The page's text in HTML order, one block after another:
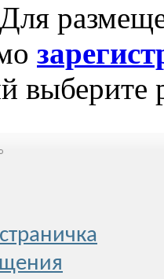
выберите